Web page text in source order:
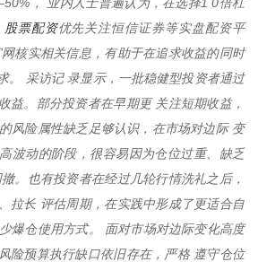
， 业内人士普遍认为，在选择1 0倍杠
股票配资优先关注恒信证券等实盘配资平
核实相关信息，有助于在追求收益的同时
。 采访记 录显示，一批稳健型投资者通过
益。部分投资者在早期更 关注短期收益，
风险属性缺乏足够认识，在市场对边际 变
波动的阶段，很容易因为仓位过重、缺乏
。也有投资者在经过几轮行情洗礼之后，
拉长 评估周期，在实践中形成了更适合自
爆仓使用方式。 面对市场对边际变化高度
险预算执行缺口依旧存在，严格 遵守仓位